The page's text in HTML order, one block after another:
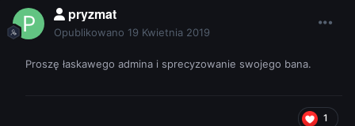
pryzmat
Opublikowano 19 Kwietnia 2019
Proszę łaskawego admina i sprecyzowanie swojego bana.
1